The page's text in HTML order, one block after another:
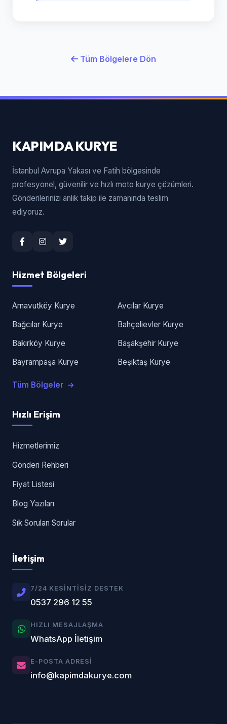
Tüm Bölgelere Dön
KAPIMDA KURYE
İstanbul Avrupa Yakası ve Fatih bölgesinde
profesyonel, güvenilir ve hızlı moto kurye çözümleri.
Gönderilerinizi anlık takip ile zamanında teslim
ediyoruz.
Hizmet Bölgeleri
Arnavutköy Kurye
Avcılar Kurye
Bağcılar Kurye
Bahçelievler Kurye
Bakırköy Kurye
Başakşehir Kurye
Bayrampaşa Kurye
Beşiktaş Kurye
Tüm Bölgeler
Hızlı Erişim
Hizmetlerimiz
Gönderi Rehberi
Fiyat Listesi
Blog Yazıları
Sık Sorulan Sorular
İletişim
7/24 KESINTISIZ DESTEK
0537 296 12 55
HIZLI MESAJLAŞMA
WhatsApp İletişim
E-POSTA ADRESI
info@kapimdakurye.com